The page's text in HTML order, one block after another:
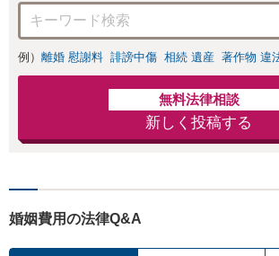
例） 離婚 慰謝料 誹謗中傷 相続 遺産 著作物 違
無料法律相談
新しく投稿する
婚姻費用の法律Q&A